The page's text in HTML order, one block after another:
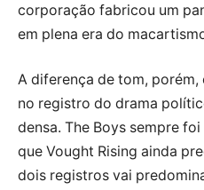
corporação fabricou um
em plena era do
A diferença de tom, porém,
no registro do drama
densa. The Boys sempre
que Vought Rising ainda
dois registros vai